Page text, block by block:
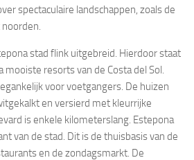
spectaculaire landschappen, zoals de
stad flink uitgebreid. Hierdoor staat
mooiste resorts van de Costa del Sol.
voor voetgangers. De huizen
en versierd met kleurrijke
is enkele kilometerslang. Estepona
van de stad. Dit is de thuisbasis van de
en de zondagsmarkt. De